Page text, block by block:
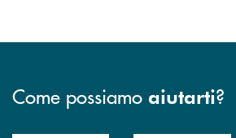
Come possiamo aiutarti?